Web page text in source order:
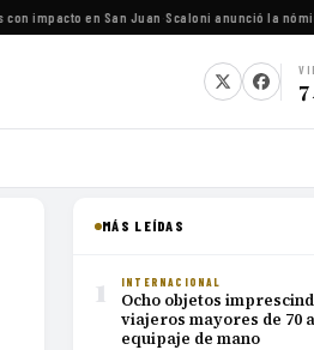
impacto en San Juan·Scaloni anunció la
MÁS LEÍDAS
1 INTERNACIONAL
Ocho objetos
viajeros mayores de 70
equipaje de mano